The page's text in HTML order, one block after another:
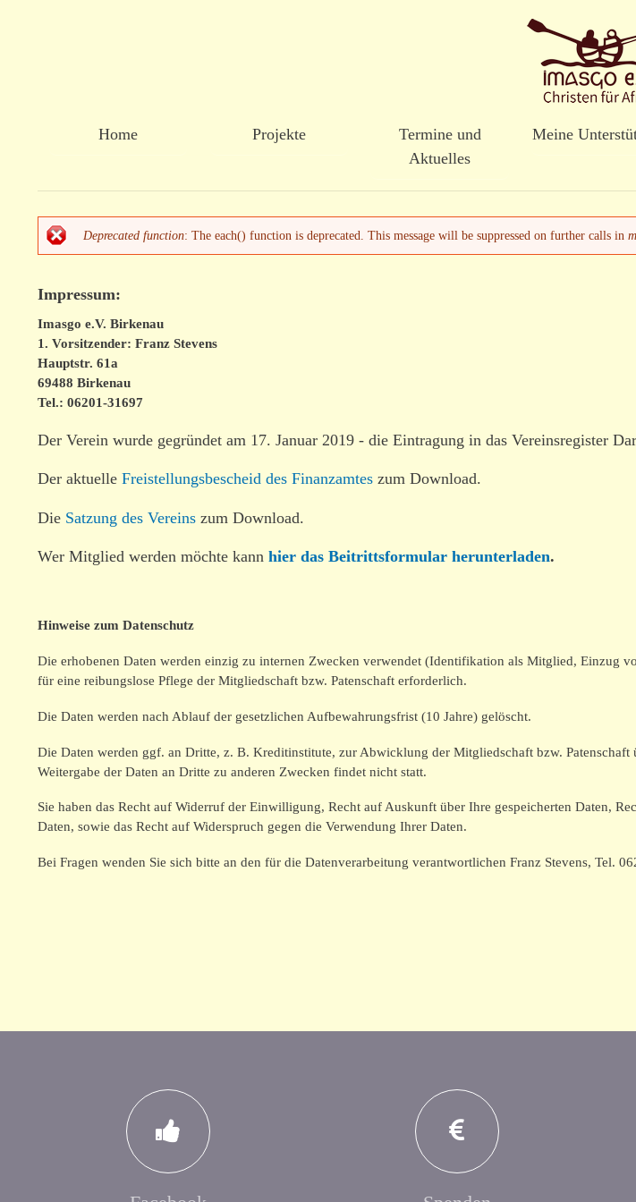
zum
Home Projekte
Termine und
Aktuelles
Meine
Fehlermeldung
Deprecated function: The each() function is deprecated. This message will be suppressed on further calls in
Impressum:
Imasgo e.V. Birkenau
1. Vorsitzender: Franz Stevens
Hauptstr. 61a
69488 Birkenau
Tel.: 06201-31697
Der Verein wurde gegründet am 17. Januar 2019 - die Eintragung in das Vereinsregister
Der aktuelle Freistellungsbescheid des Finanzamtes zum Download.
Die Satzung des Vereins zum Download.
Wer Mitglied werden möchte kann hier das Beitrittsformular herunterladen.
Hinweise zum Datenschutz
Die erhobenen Daten werden einzig zu internen Zwecken verwendet (Identifikation als Mitglied, Einzug
für eine reibungslose Pflege der Mitgliedschaft bzw. Patenschaft erforderlich.
Die Daten werden nach Ablauf der gesetzlichen Aufbewahrungsfrist (10 Jahre) gelöscht.
Die Daten werden ggf. an Dritte, z. B. Kreditinstitute, zur Abwicklung der Mitgliedschaft bzw.
Weitergabe der Daten an Dritte zu anderen Zwecken findet nicht statt.
Sie haben das Recht auf Widerruf der Einwilligung, Recht auf Auskunft über Ihre gespeicherten Daten,
Daten, sowie das Recht auf Widerspruch gegen die Verwendung Ihrer Daten.
Bei Fragen wenden Sie sich bitte an den für die Datenverarbeitung verantwortlichen Franz Stevens, Tel.